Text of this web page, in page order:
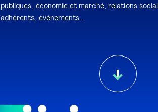
publiques, économie et marché, relations
adhérents, événements...